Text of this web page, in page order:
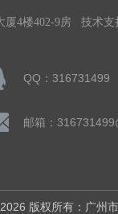
厦4楼402-9房 技术支
QQ：316731499
邮箱：
版权所有：广州